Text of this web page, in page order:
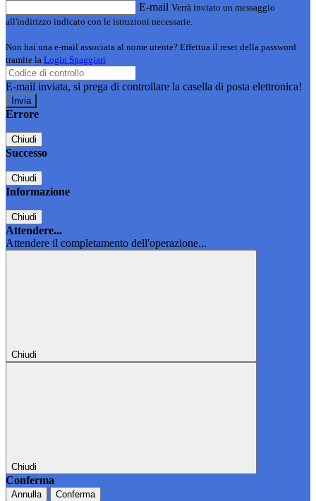
E-mail Verrà inviato un messaggio
all'indirizzo indicato con le istruzioni necessarie.
Non hai una e-mail associata al nome utente? Effettua il reset della password
tramite la Login Spaggiari
E-mail inviata, si prega di controllare la casella di posta elettronica!
Errore
Chiudi
Successo
Chiudi
Informazione
Chiudi
Attendere...
Attendere il completamento dell'operazione...
Chiudi
Chiudi
Conferma
Annulla Conferma